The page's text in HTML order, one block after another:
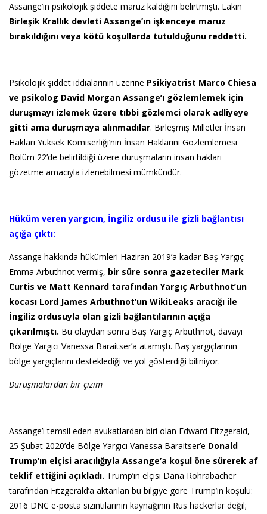
Assange’ın psikolojik şiddete maruz kaldığını belirtmişti. Lakin
Birleşik Krallık devleti Assange’ın işkenceye maruz
bırakıldığını veya kötü koşullarda tutulduğunu reddetti.
Psikolojik şiddet iddialarının üzerine Psikiyatrist Marco Chiesa
ve psikolog David Morgan Assange’ı gözlemlemek için
duruşmayı izlemek üzere tıbbi gözlemci olarak adliyeye
gitti ama duruşmaya alınmadılar. Birleşmiş Milletler İnsan
Hakları Yüksek Komiserliği’nin İnsan Haklarını Gözlemlemesi
Bölüm 22’de belirtildiği üzere duruşmaların insan hakları
gözetme amacıyla izlenebilmesi mümkündür.
Hüküm veren yargıcın, İngiliz ordusu ile gizli bağlantısı
açığa çıktı:
Assange hakkında hükümleri Haziran 2019’a kadar Baş Yargıç
Emma Arbuthnot vermiş, bir süre sonra gazeteciler Mark
Curtis ve Matt Kennard tarafından Yargıç Arbuthnot’un
kocası Lord James Arbuthnot’un WikiLeaks aracığı ile
İngiliz ordusuyla olan gizli bağlantılarının açığa
çıkarılmıştı. Bu olaydan sonra Baş Yargıç Arbuthnot, davayı
Bölge Yargıcı Vanessa Baraitser’a atamıştı. Baş yargıçlarının
bölge yargıçlarını desteklediği ve yol gösterdiği biliniyor.
Duruşmalardan bir çizim
Assange’ı temsil eden avukatlardan biri olan Edward Fitzgerald,
25 Şubat 2020’de Bölge Yargıcı Vanessa Baraitser’e Donald
Trump’ın elçisi aracılığıyla Assange’a koşul öne sürerek af
teklif ettiğini açıkladı. Trump’ın elçisi Dana Rohrabacher
tarafından Fitzgerald’a aktarılan bu bilgiye göre Trump’ın koşulu:
2016 DNC e-posta sızıntılarının kaynağının Rus hackerlar değil;